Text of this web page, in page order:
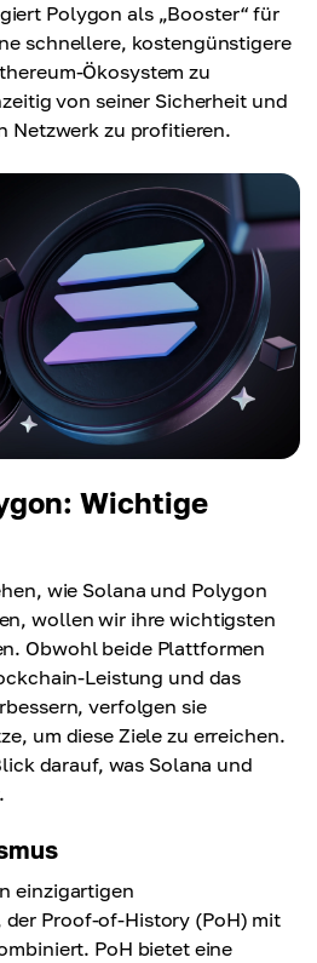
Polygon als „Booster“ für
schnellere, kostengünstigere
Ökosystem zu
von seiner Sicherheit und
Netzwerk zu profitieren.
Wichtige
wie Solana und Polygon
wollen wir ihre wichtigsten
Obwohl beide Plattformen
Leistung und das
verfolgen sie
um diese Ziele zu erreichen.
darauf, was Solana und
einzigartigen
der Proof-of-History (PoH) mit
PoH bietet eine